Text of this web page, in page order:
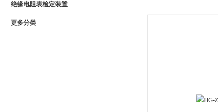
绝缘电阻表检定装置
更多分类